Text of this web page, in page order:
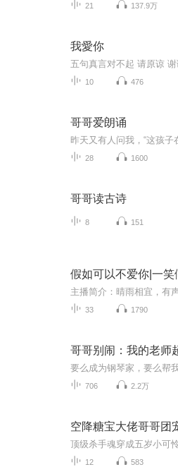
21 137.9万
我愛你
五句真言对不起 请原谅
10 476
哥哥爱朗诵
28 1600
哥哥读古诗
8 151
假如可以不爱你|一笑
33 1790
哥哥别闹：我的老师
706 2.2万
空降糖宝大佬哥哥团
12 583